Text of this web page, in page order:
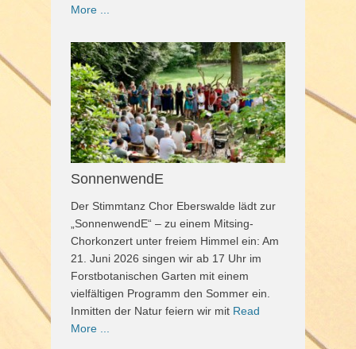
More ...
SonnenwendE
Der Stimmtanz Chor Eberswalde lädt zur
„SonnenwendE“ – zu einem Mitsing-
Chorkonzert unter freiem Himmel ein: Am
21. Juni 2026 singen wir ab 17 Uhr im
Forstbotanischen Garten mit einem
vielfältigen Programm den Sommer ein.
Inmitten der Natur feiern wir mit Read
More ...